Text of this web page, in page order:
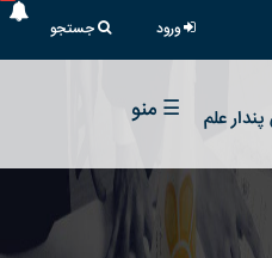
ورود جستجو
علم
☰ منو